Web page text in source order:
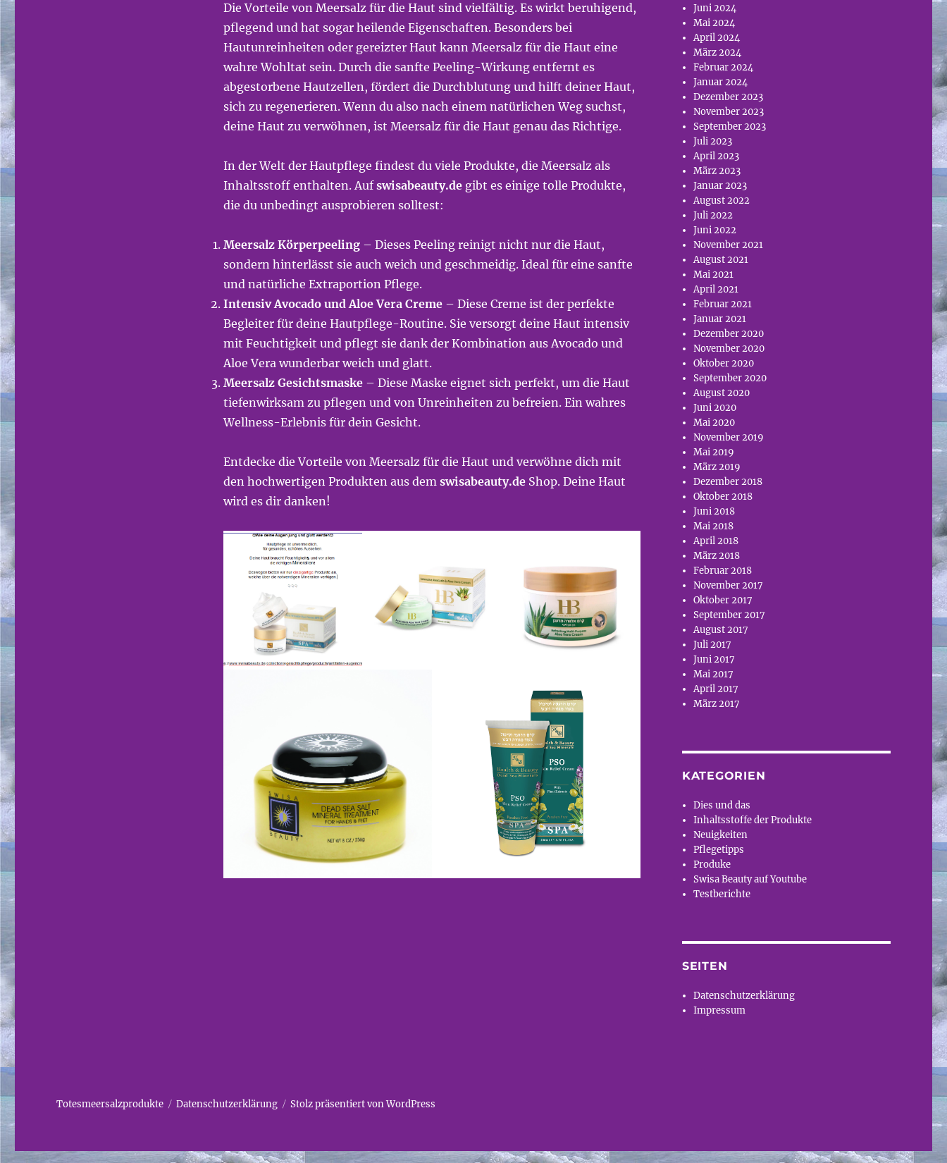
Die Vorteile von Meersalz für die Haut sind vielfältig. Es wirkt beruhigend,
pflegend und hat sogar heilende Eigenschaften. Besonders bei
Hautunreinheiten oder gereizter Haut kann Meersalz für die Haut eine
wahre Wohltat sein. Durch die sanfte Peeling-Wirkung entfernt es
abgestorbene Hautzellen, fördert die Durchblutung und hilft deiner Haut,
sich zu regenerieren. Wenn du also nach einem natürlichen Weg suchst,
deine Haut zu verwöhnen, ist Meersalz für die Haut genau das Richtige.
In der Welt der Hautpflege findest du viele Produkte, die Meersalz als
Inhaltsstoff enthalten. Aufswisabeauty.degibt es einige tolle Produkte,
die du unbedingt ausprobieren solltest:
Meersalz Körperpeeling– Dieses Peeling reinigt nicht nur die Haut,
sondern hinterlässt sie auch weich und geschmeidig. Ideal für eine sanfte
und natürliche Extraportion Pflege.
Intensiv Avocado und Aloe Vera Creme– Diese Creme ist der perfekte
Begleiter für deine Hautpflege-Routine. Sie versorgt deine Haut intensiv
mit Feuchtigkeit und pflegt sie dank der Kombination aus Avocado und
Aloe Vera wunderbar weich und glatt.
Meersalz Gesichtsmaske– Diese Maske eignet sich perfekt, um die Haut
tiefenwirksam zu pflegen und von Unreinheiten zu befreien. Ein wahres
Wellness-Erlebnis für dein Gesicht.
Entdecke die Vorteile von Meersalz für die Haut und verwöhne dich mit
den hochwertigen Produkten aus dem swisabeauty.deShop. Deine Haut
wird es dir danken!
Juni 2024
Mai 2024
April 2024
März 2024
Februar 2024
Januar 2024
Dezember 2023
November 2023
September 2023
Juli 2023
April 2023
März 2023
Januar 2023
August 2022
Juli 2022
Juni 2022
November 2021
August 2021
Mai 2021
April 2021
Februar 2021
Januar 2021
Dezember 2020
November 2020
Oktober 2020
September 2020
August 2020
Juni 2020
Mai 2020
November 2019
Mai 2019
März 2019
Dezember 2018
Oktober 2018
Juni 2018
Mai 2018
April 2018
März 2018
Februar 2018
November 2017
Oktober 2017
September 2017
August 2017
Juli 2017
Juni 2017
Mai 2017
April 2017
März 2017
KATEGORIEN
Dies und das
Inhaltsstoffe der Produkte
Neuigkeiten
Pflegetipps
Produke
Swisa Beauty auf Youtube
Testberichte
SEITEN
Datenschutzerklärung
Impressum
Totesmeersalzprodukte Datenschutzerklärung Stolz präsentiert von WordPress